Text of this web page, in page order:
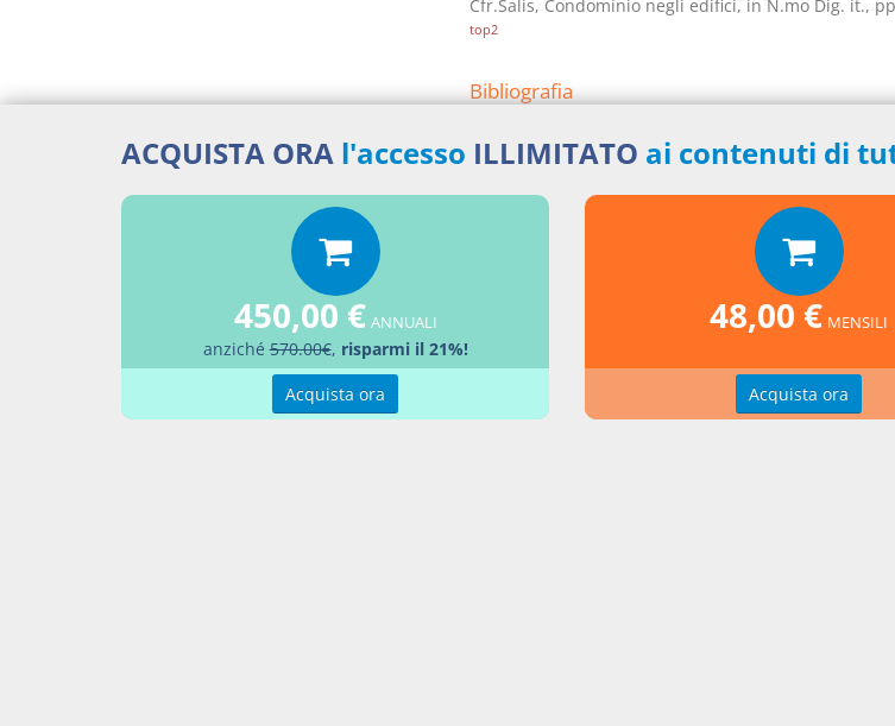
Cfr.Salis, Condominio negli edifici, in N.mo Dig. it.,
top2
Bibliografia
SALIS, Condominio negli edifici, N.mo Dig.it.
Indivisibiità del cortile comune condominiale.
18 febbraio 2020)
ACQUISTA ORA l'accesso ILLIMITATO ai contenuti di
450,00 € ANNUALI
anziché570.00€, risparmi il 21%!
Acquista ora
48,00 € MENSILI
Acquista ora